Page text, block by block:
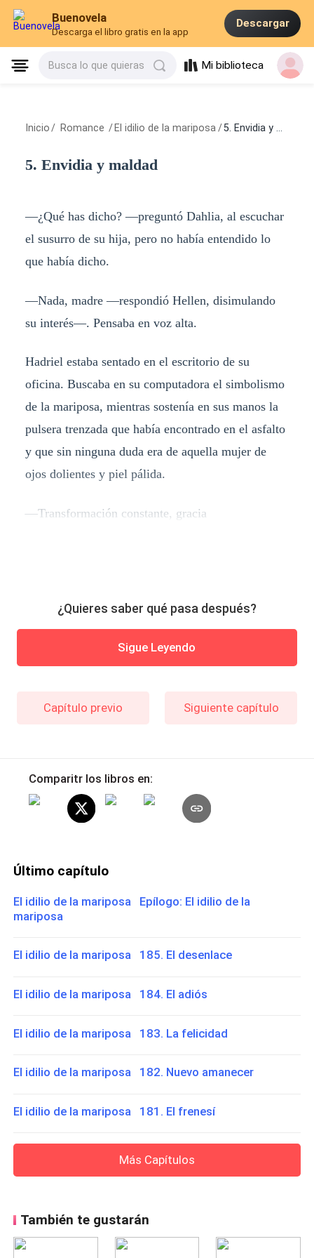
Buenovela
Descarga el libro gratis en la app
Descargar
Busca lo que quieras Mi biblioteca
Inicio / Romance / El idilio de la mariposa /5. Envidia y maldad
5. Envidia y maldad
—¿Qué has dicho? —preguntó Dahlia, al escuchar
el susurro de su hija, pero no había entendido lo
que había dicho.
—Nada, madre —respondió Hellen, disimulando
su interés—. Pensaba en voz alta.
Hadriel estaba sentado en el escritorio de su
oficina. Buscaba en su computadora el simbolismo
de la mariposa, mientras sostenía en sus manos la
pulsera trenzada que había encontrado en el asfalto
y que sin ninguna duda era de aquella mujer de
ojos dolientes y piel pálida.
—Transformación constante, gracia
¿Quieres saber qué pasa después?
Sigue Leyendo
Capítulo previo Siguiente capítulo
Comparitr los libros en:
Último capítulo
El idilio de la mariposa Epílogo: El idilio de la
mariposa
El idilio de la mariposa 185. El desenlace
El idilio de la mariposa 184. El adiós
El idilio de la mariposa 183. La felicidad
El idilio de la mariposa 182. Nuevo amanecer
El idilio de la mariposa 181. El frenesí
Más Capítulos
También te gustarán